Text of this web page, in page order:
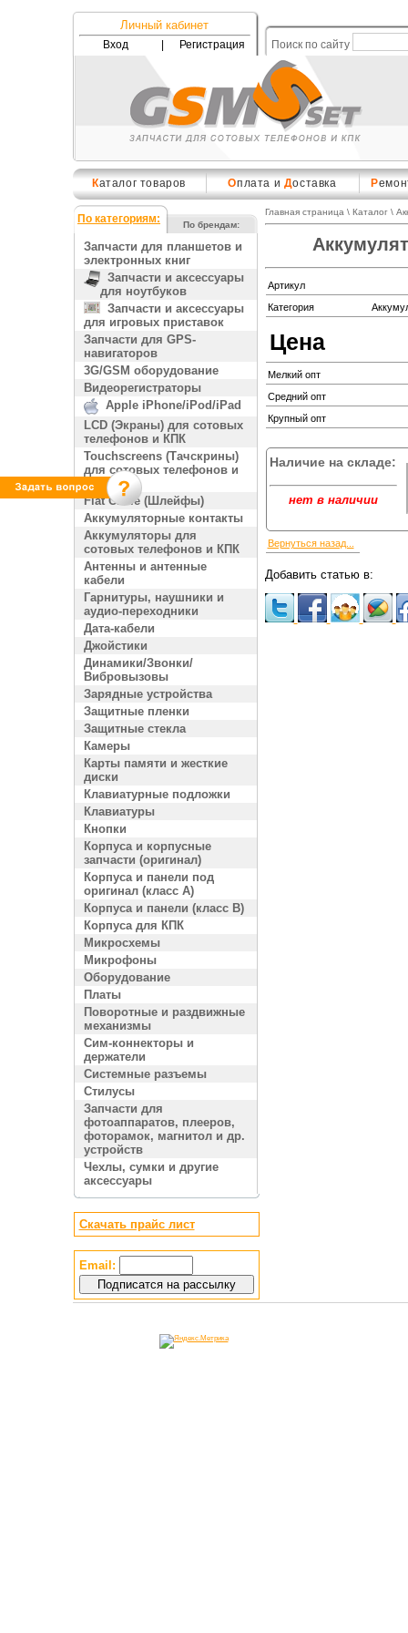
Личный кабинет
Вход Регистрация Поиск по сайту
Каталог товаров Оплата и Доставка Р
По категориям: По брендам:
Запчасти для планшетов и
электронных книг
Запчасти и аксессуары
для ноутбуков
Запчасти и аксессуары
для игровых приставок
Запчасти для GPS-
навигаторов
3G/GSM оборудование
Видеорегистраторы
Apple iPhone/iPod/iPad
LCD (Экраны) для сотовых
телефонов и КПК
Touchscreens (Тачскрины)
для сотовых телефонов и
КПК
Flat Cable (Шлейфы)
Аккумуляторные контакты
Аккумуляторы для
сотовых телефонов и КПК
Антенны и антенные
кабели
Гарнитуры, наушники и
аудио-переходники
Дата-кабели
Джойстики
Динамики/Звонки/
Вибровызовы
Зарядные устройства
Защитные пленки
Защитные стекла
Камеры
Карты памяти и жесткие
диски
Клавиатурные подложки
Клавиатуры
Кнопки
Корпуса и корпусные
запчасти (оригинал)
Корпуса и панели под
оригинал (класс A)
Корпуса и панели (класс B)
Корпуса для КПК
Микросхемы
Микрофоны
Оборудование
Платы
Поворотные и раздвижные
механизмы
Сим-коннекторы и
держатели
Системные разъемы
Стилусы
Запчасти для
фотоаппаратов, плееров,
фоторамок, магнитол и др.
устройств
Чехлы, сумки и другие
аксессуары
Скачать прайс лист
Email:
Главная страница \ Каталог\
Артикул
Категория
Цена
Мелкий опт
Средний опт
Крупный опт
Наличие на складе:
нет в наличии
Вернуться назад...
Добавить статью в: